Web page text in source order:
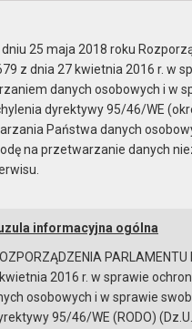
Wyszukaj na stronie:
A
Publicznej
Aktualności
25 maja 2018 roku
z dnia 27 kwietnia 2016 r. w
danych osobowych i w
dyrektywy 95/46/WE
Państwa danych
na przetwarzanie danych
informacyjna ogólna
PARLAMENTU
2016 r. w sprawie
osobowych i w sprawie
95/46/WE (RODO)